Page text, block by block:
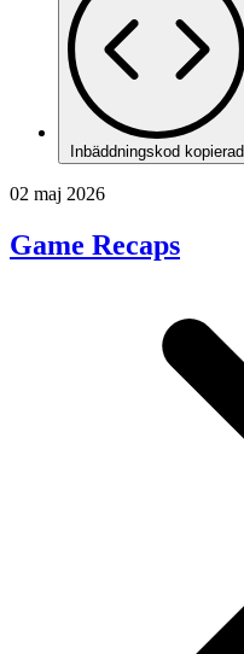
Inbäddningskod kopierad
02 maj 2026
Game Recaps